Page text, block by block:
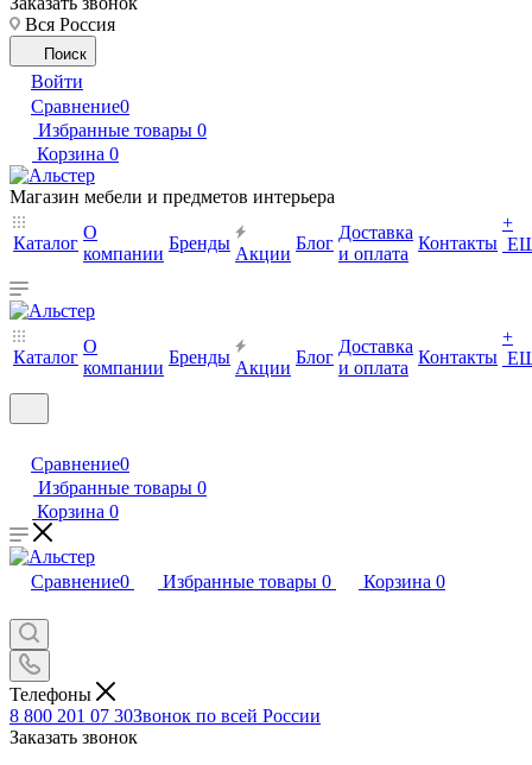
Вся Россия
Поиск
Войти
Сравнение0
Избранные товары 0
Корзина 0
Магазин мебели и предметов интерьера
Каталог
О
компании
Бренды
Акции
Блог
Доставка
и оплата
Контакты
+
Каталог
О
компании
Бренды
Акции
Блог
Доставка
и оплата
Контакты
+
Сравнение0
Избранные товары 0
Корзина 0
Сравнение0 Избранные товары 0 Корзина 0
Телефоны
8 800 201 07 30Звонок по всей России
Заказать звонок